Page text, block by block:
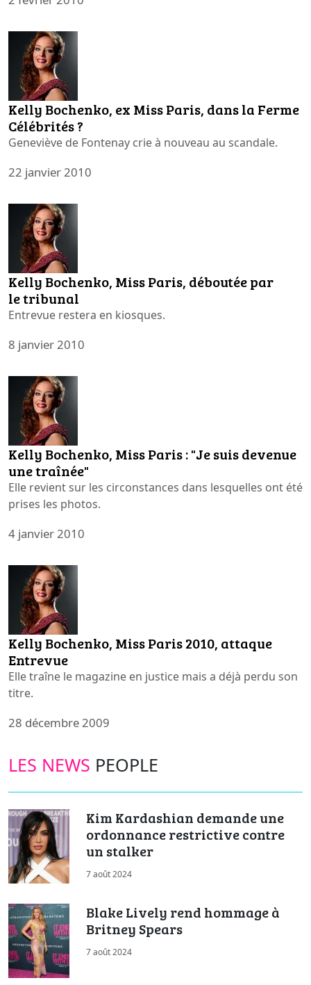
Kelly Bochenko, ex Miss Paris, dans la Ferme
Célébrités ?
Geneviève de Fontenay crie à nouveau au scandale.
22 janvier 2010
Kelly Bochenko, Miss Paris, déboutée par
le tribunal
Entrevue restera en kiosques.
8 janvier 2010
Kelly Bochenko, Miss Paris : "Je suis devenue
une traînée"
Elle revient sur les circonstances dans lesquelles ont été
prises les photos.
4 janvier 2010
Kelly Bochenko, Miss Paris 2010, attaque
Entrevue
Elle traîne le magazine en justice mais a déjà perdu son
titre.
28 décembre 2009
LES NEWS PEOPLE
Kim Kardashian demande une
ordonnance restrictive contre
un stalker
7 août 2024
Blake Lively rend hommage à
Britney Spears
7 août 2024